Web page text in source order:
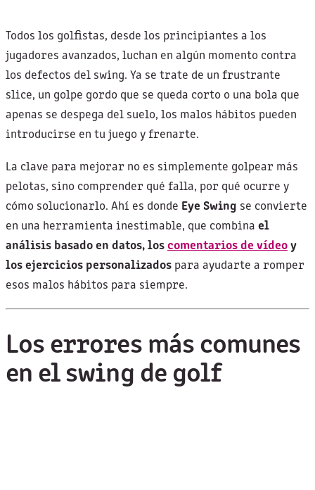
Todos los golfistas, desde los principiantes a los
jugadores avanzados, luchan en algún momento contra
los defectos del swing. Ya se trate de un frustrante
slice, un golpe gordo que se queda corto o una bola que
apenas se despega del suelo, los malos hábitos pueden
introducirse en tu juego y frenarte.
La clave para mejorar no es simplemente golpear más
pelotas, sino comprender qué falla, por qué ocurre y
cómo solucionarlo. Ahí es donde Eye Swing se convierte
en una herramienta inestimable, que combina el
análisis basado en datos, los comentarios de vídeo y
los ejercicios personalizados para ayudarte a romper
esos malos hábitos para siempre.
Los errores más comunes
en el swing de golf